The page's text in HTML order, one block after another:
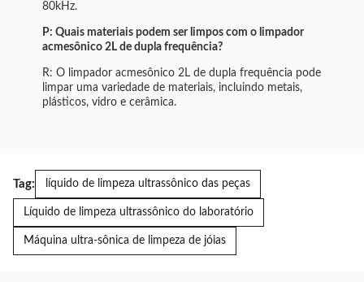
80kHz.
P: Quais materiais podem ser limpos com o limpador
acmesônico 2L de dupla frequência?
R: O limpador acmesônico 2L de dupla frequência pode
limpar uma variedade de materiais, incluindo metais,
plásticos, vidro e cerâmica.
Tag: líquido de limpeza ultrassônico das peças
Líquido de limpeza ultrassônico do laboratório
Máquina ultra-sônica de limpeza de jóias